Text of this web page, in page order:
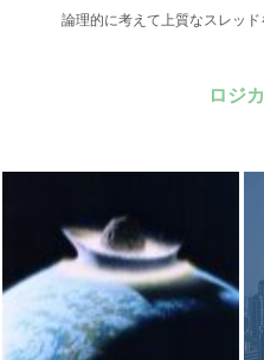
論理的に考えて上質なスレッ
ロジ